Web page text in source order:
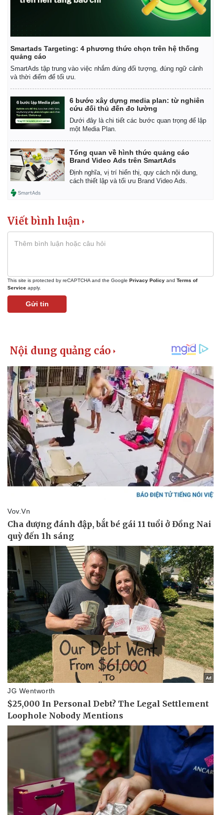
Pháp luật
Vụ án
Tin nóng
Tư vấn luật
Quân sự - Quốc
Vũ khí
Việt Nam
Lịch thi đấu bóng đá
Thế giới thể thao
eSports
Ô tô - Xe máy
Ô tô
Xe máy
Smartads Targeting: 4 phương thức chọn trên hệ thống
quảng cáo
SmartAds tập trung vào việc nhắm đúng đối tượng, đúng ngữ cảnh
và thời điểm để tối ưu.
6 bước xây dựng media plan: từ nghiên
cứu đối thủ đến đo lường
Dưới đây là chi tiết các bước quan trọng để lập
một Media Plan.
Tổng quan về hình thức quảng cáo
Brand Video Ads trên SmartAds
Định nghĩa, vị trí hiển thị, quy cách nội dung,
cách thiết lập và tối ưu Brand Video Ads.
Viết bình luận
This site is protected by reCAPTCHA and the Google Privacy Policy and Terms of
Service apply.
Gửi tin